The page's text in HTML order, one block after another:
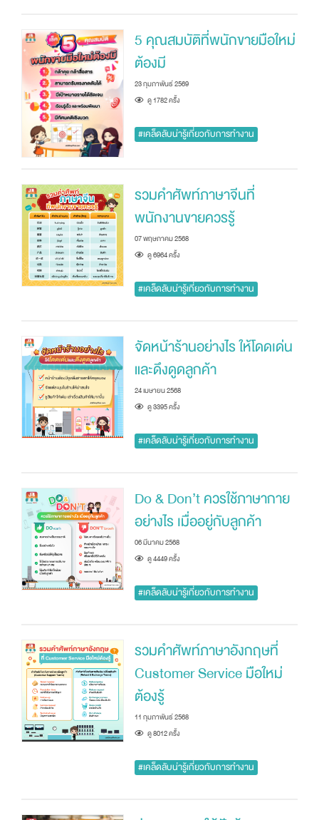
5 คุณสมบัติที่พนักขายมือใหม่
ต้องมี
23 กุมภาพันธ์ 2569
ดู 1782 ครัั้ง
#เคล็ดลับน่ารู้เกี่ยวกับการทำงาน
รวมคำศัพท์ภาษาจีนที่
พนักงานขายควรรู้
07 พฤษภาคม 2568
ดู 6964 ครัั้ง
#เคล็ดลับน่ารู้เกี่ยวกับการทำงาน
จัดหน้าร้านอย่างไร ให้โดดเด่น
และดึงดูดลูกค้า
24 เมษายน 2568
ดู 3395 ครัั้ง
#เคล็ดลับน่ารู้เกี่ยวกับการทำงาน
Do & Don’t ควรใช้ภาษากาย
อย่างไร เมื่ออยู่กับลูกค้า
06 มีนาคม 2568
ดู 4449 ครัั้ง
#เคล็ดลับน่ารู้เกี่ยวกับการทำงาน
รวมคำศัพท์ภาษาอังกฤษที่
Customer Service มือใหม่
ต้องรู้
11 กุมภาพันธ์ 2568
ดู 8012 ครัั้ง
#เคล็ดลับน่ารู้เกี่ยวกับการทำงาน